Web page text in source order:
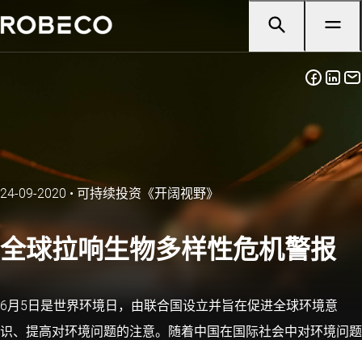
24-09-2020 • 可持续投资《开阔视野》
全球拉响生物多样性危机警报
6月5日是世界环境日，由联合国设立并旨在促进全球环境意
识、提高对环境问题的注意。随着中国在国际社会中对环境问题